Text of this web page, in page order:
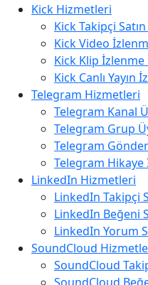
Kick Hizmetleri
Kick Takipçi Satın
Kick Video
Kick Klip İzlenme
Kick Canlı Yayın
Telegram Hizmetleri
Telegram Kanal
Telegram Grup
Telegram
Telegram Hikaye
LinkedIn Hizmetleri
LinkedIn Takipçi
LinkedIn Beğeni
LinkedIn Yorum
SoundCloud
SoundCloud